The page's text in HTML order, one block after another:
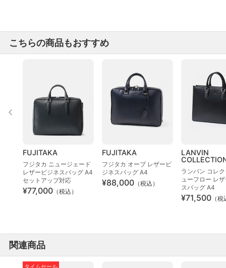
こちらの商品もおすすめ
FUJITAKA
フジタカ ニュージェード
レザービジネスバッグ A4
セットアップ対応
¥77,000 （税込）
FUJITAKA
フジタカ オーブ レザービ
ジネスバッグ A4
¥88,000 （税込）
LANVIN
ランバン コレ
ューフロー レ
スバッグ A4
¥71,500 （
関連商品
タイムセール